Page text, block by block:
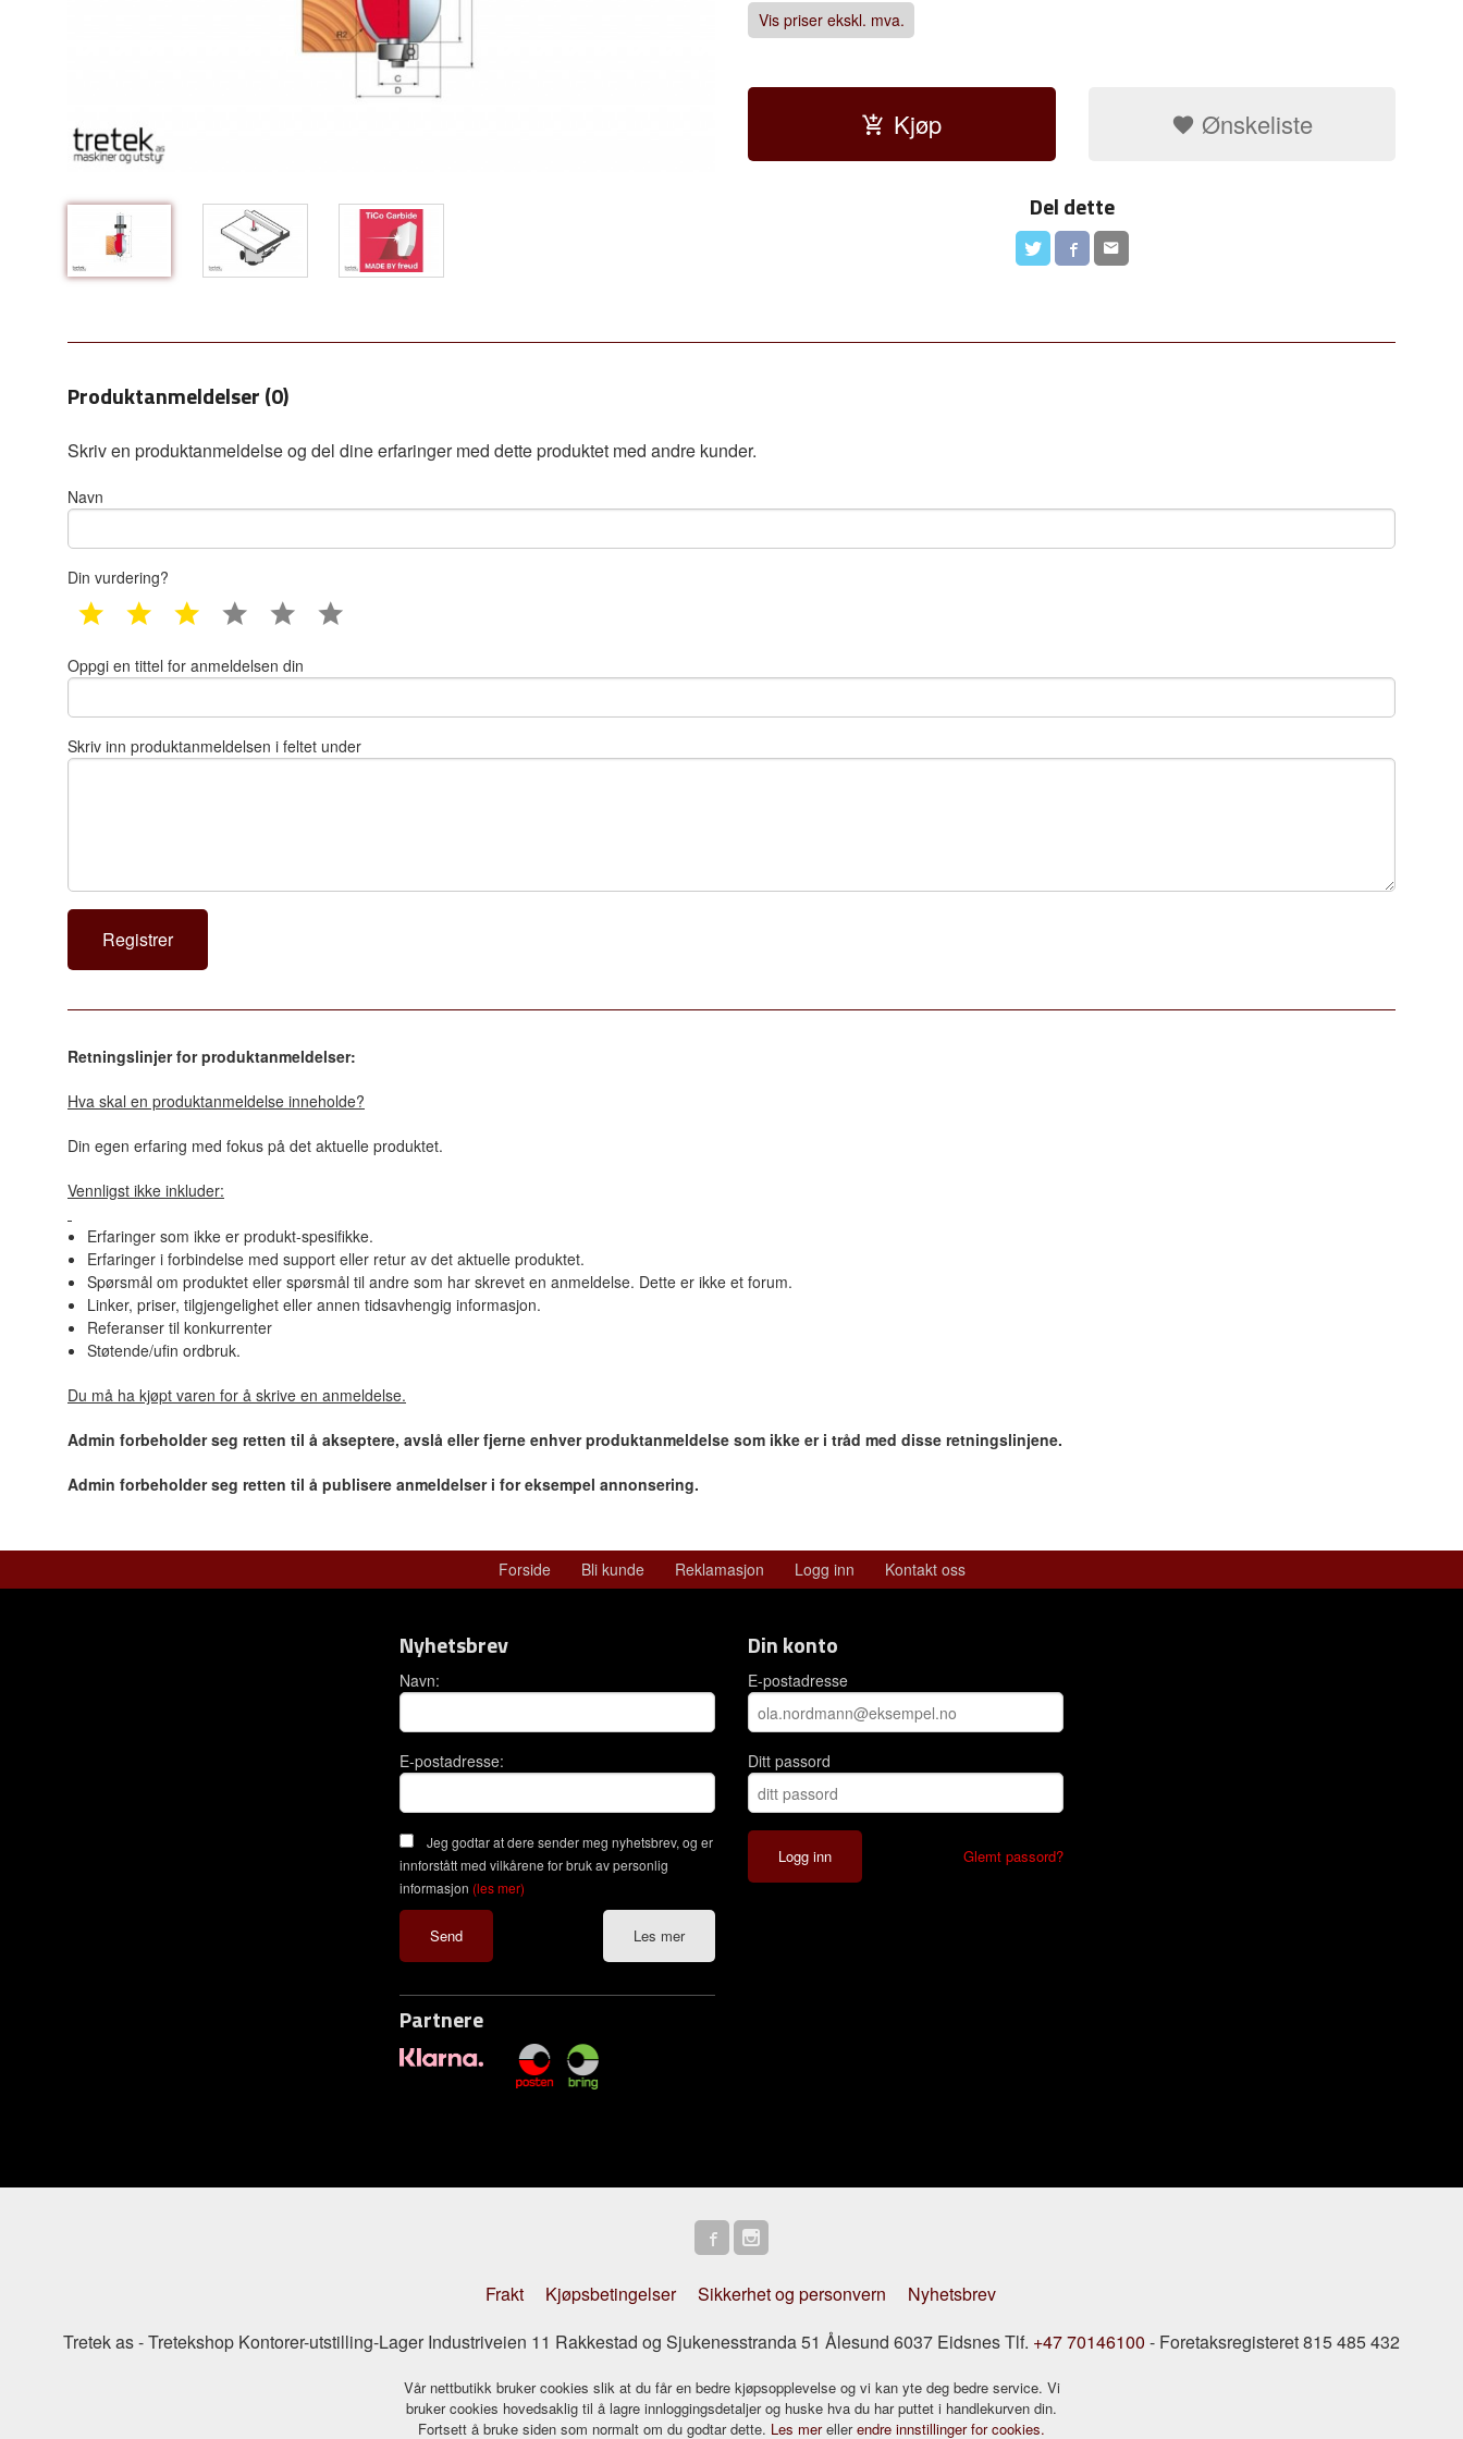
Vis priser ekskl. mva.
Kjøp Ønskeliste
Del dette
Produktanmeldelser (0)
Skriv en produktanmeldelse og del dine erfaringer med dette produktet med andre kunder.
Navn
Din vurdering?
1 star 2 star 3 star 4 star 5 star
Oppgi en tittel for anmeldelsen din
Skriv inn produktanmeldelsen i feltet under
Retningslinjer for produktanmeldelser:
Hva skal en produktanmeldelse inneholde?
Din egen erfaring med fokus på det aktuelle produktet.
Vennligst ikke inkluder:
Erfaringer som ikke er produkt-spesifikke.
Erfaringer i forbindelse med support eller retur av det aktuelle produktet.
Spørsmål om produktet eller spørsmål til andre som har skrevet en anmeldelse. Dette er ikke et forum.
Linker, priser, tilgjengelighet eller annen tidsavhengig informasjon.
Referanser til konkurrenter
Støtende/ufin ordbruk.
Du må ha kjøpt varen for å skrive en anmeldelse.
Admin forbeholder seg retten til å akseptere, avslå eller fjerne enhver produktanmeldelse som ikke er i tråd med disse retningslinjene.
Admin forbeholder seg retten til å publisere anmeldelser i for eksempel annonsering.
Forside Bli kunde Reklamasjon Logg inn Kontakt oss
Nyhetsbrev
Navn:
E-postadresse:
Jeg godtar at dere sender meg nyhetsbrev, og er
innforstått med vilkårene for bruk av personlig
informasjon (les mer)
Les mer
Partnere
Din konto
E-postadresse
Ditt passord
Glemt passord?
Frakt Kjøpsbetingelser Sikkerhet og personvern
Nyhetsbrev
Tretek as - Tretekshop Kontorer-utstilling-Lager Industriveien 11 Rakkestad og Sjukenesstranda 51 Ålesund 6037 Eidsnes Tlf. +47 70146100 - Foretaksregisteret 815 485 432
Vår nettbutikk bruker cookies slik at du får en bedre kjøpsopplevelse og vi kan yte deg bedre service. Vi
bruker cookies hovedsaklig til å lagre innloggingsdetaljer og huske hva du har puttet i handlekurven din.
Fortsett å bruke siden som normalt om du godtar dette. Les merellerendre innstillinger for cookies.